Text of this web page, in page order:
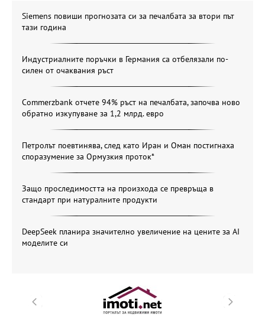
Siemens повиши прогнозата си за печалбата за втори път
тази година
Индустриалните поръчки в Германия са отбелязали по-
силен от очаквания ръст
Commerzbank отчете 94% ръст на печалбата, започва ново
обратно изкупуване за 1,2 млрд. евро
Петролът поевтинява, след като Иран и Оман постигнаха
споразумение за Ормузкия проток*
Защо проследимостта на произхода се превръща в
стандарт при натуралните продукти
DeepSeek планира значително увеличение на цените за AI
моделите си